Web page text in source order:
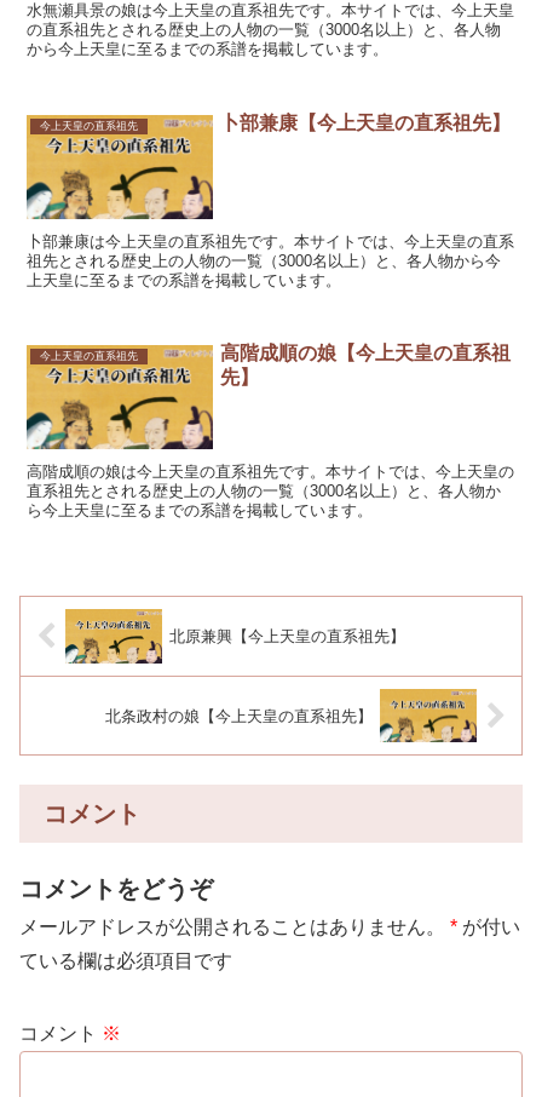
水無瀬具景の娘は今上天皇の直系祖先です。本サイトでは、今上天皇
の直系祖先とされる歴史上の人物の一覧（3000名以上）と、各人物
から今上天皇に至るまでの系譜を掲載しています。
今上天皇の直系祖先 卜部兼康【今上天皇の直系祖先】
卜部兼康は今上天皇の直系祖先です。本サイトでは、今上天皇の直系
祖先とされる歴史上の人物の一覧（3000名以上）と、各人物から今
上天皇に至るまでの系譜を掲載しています。
今上天皇の直系祖先
高階成順の娘【今上天皇の直系祖
先】
高階成順の娘は今上天皇の直系祖先です。本サイトでは、今上天皇の
直系祖先とされる歴史上の人物の一覧（3000名以上）と、各人物か
ら今上天皇に至るまでの系譜を掲載しています。
北原兼興【今上天皇の直系祖先】
北条政村の娘【今上天皇の直系祖先】
コメント
コメントをどうぞ
メールアドレスが公開されることはありません。 * が付い
ている欄は必須項目です
コメント ※